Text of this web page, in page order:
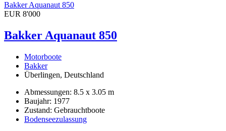
Bakker Aquanaut 850
EUR 8'000
Bakker Aquanaut 850
Motorboote
Bakker
Überlingen, Deutschland
Abmessungen: 8.5 x 3.05 m
Baujahr: 1977
Zustand: Gebrauchtboote
Bodenseezulassung